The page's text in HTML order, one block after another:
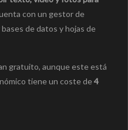
con un gestor de
de datos y hojas de
gratuito, aunque este está
tiene un coste de4